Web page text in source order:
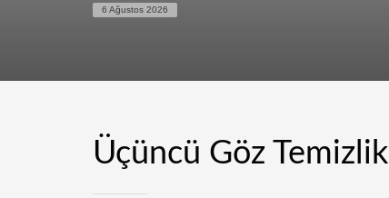
6 Ağustos 2026
Üçüncü Göz Temizlik